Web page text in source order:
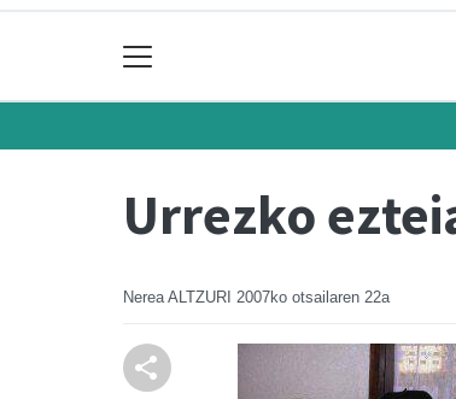
Urrezko
Nerea ALTZURI 2007ko otsailaren 22a